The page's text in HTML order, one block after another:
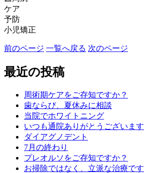
ケア
予防
小児矯正
前のページ 一覧へ戻る 次のページ
最近の投稿
周術期ケアをご存知ですか？
歯ならび、夏休みに相談
当院でホワイトニング
いつも通院ありがとうございます
ダイアグノデント
7月の終わり
プレオルソをご存知ですか？
お掃除ではなく、立派な治療です